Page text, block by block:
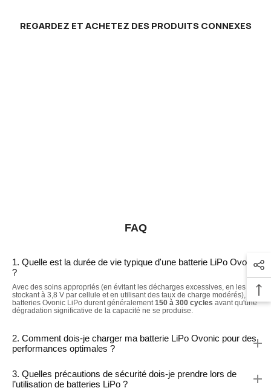
REGARDEZ ET ACHETEZ DES PRODUITS CONNEXES
FAQ
1. Quelle est la durée de vie typique d'une batterie LiPo Ovonic
?
Avec des soins appropriés (en évitant les décharges excessives, en les
stockant à 3,8 V par cellule et en utilisant des taux de charge modérés), les
batteries Ovonic LiPo durent généralement 150 à 300 cycles avant qu'une
dégradation significative de la capacité ne se produise.
2. Comment dois-je charger ma batterie LiPo Ovonic pour des
performances optimales ?
3. Quelles précautions de sécurité dois-je prendre lors de
l’utilisation de batteries LiPo ?